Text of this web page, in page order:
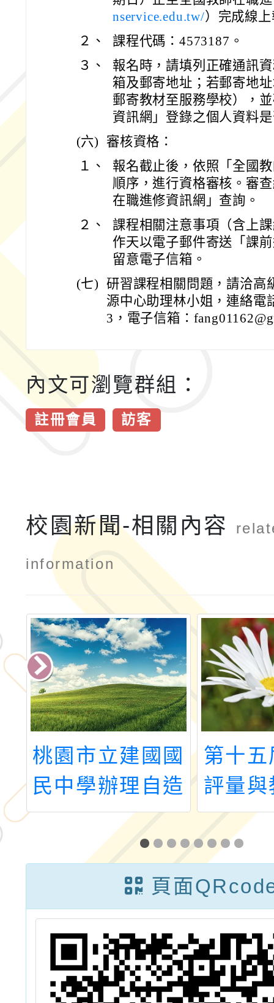
nservice.edu.tw/）完成線
２、
課程代碼：4573187。
３、
報名時，請填列正確通訊
箱及郵寄地址；若郵寄地
郵寄教材至服務學校），
資訊網」登錄之個人資料
(六)
審核資格：
１、
報名截止後，依照「全國
順序，進行資格審核。審
在職進修資訊網」查詢。
２、
課程相關注意事項（含上
作天以電子郵件寄送「課
留意電子信箱。
(七) 研習課程相關問題，請洽高
源中心助理林小姐，連絡電
3，電子信箱：
內文可瀏覽群組：
註冊會員 訪客
校園新聞-相關內容
information
桃園市立建國國
民中學辦理自造
教育及科技中心
計畫113年七月
份師資增能課程
第十
評量
論與
「閱
略：
×雙
頁面